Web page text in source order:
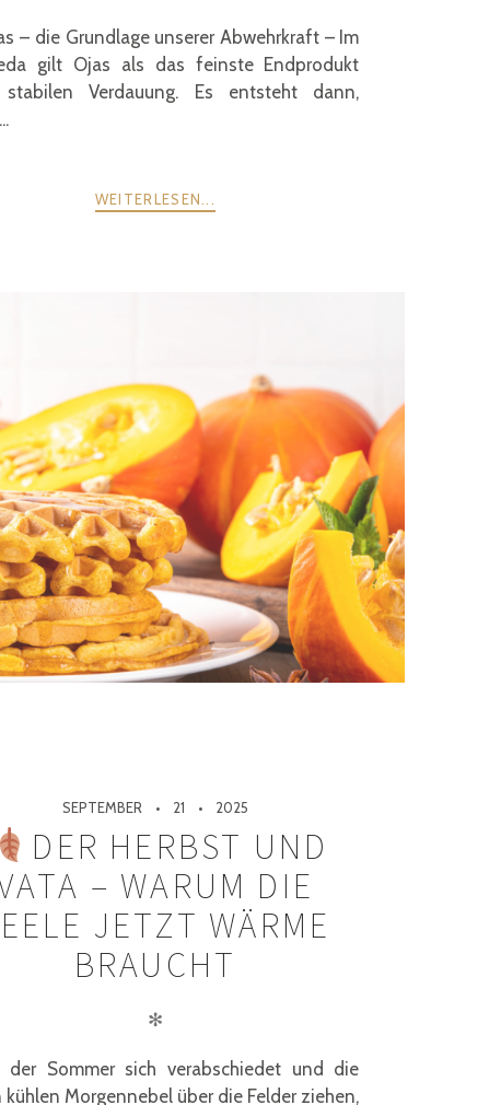
– die Grundlage unserer Abwehrkraft – Im
gilt Ojas als das feinste Endprodukt
Verdauung. Es entsteht dann,
WEITERLESEN...
SEPTEMBER 21 2025
DER HERBST UND
– WARUM DIE
JETZT WÄRME
BRAUCHT
✻
der Sommer sich verabschiedet und die
kühlen Morgennebel über die Felder ziehen,